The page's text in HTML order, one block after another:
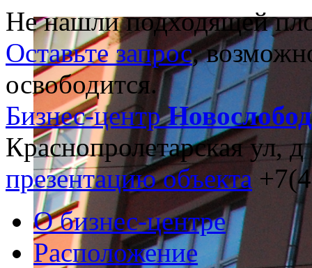
Не нашли подходящей
Оставьте запрос,
освободится.
Бизнес-центр
Краснопролетарская ул,
презентацию объекта
О бизнес-центре
Расположение